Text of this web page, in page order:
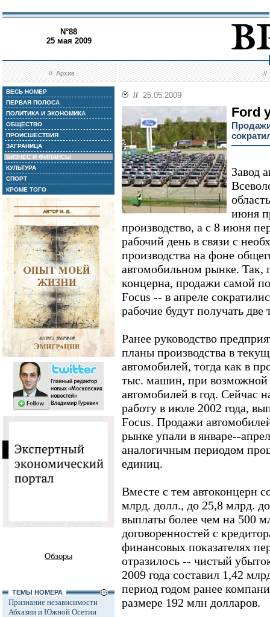
N°88
25 мая 2009
//Архив //
ВЕСЬ НОМЕР
ПЕРВАЯ ПОЛОСА
ПОЛИТИКА И ЭКОНОМИКА
ОБЩЕСТВО
ПРОИСШЕСТВИЯ
ЗАГРАНИЦА
БИЗНЕС И ФИНАНСЫ
КУЛЬТУРА
СПОРТ
КРОМЕ ТОГО
Обзоры
ТЕМЫ НОМЕРА
Признание независимости
Абхазии и Южной Осетии
// 25.05.2009
Ford
Завод
июня
производство, а с 8 июня
рабочий день в связи с
производства на фоне
автомобильном рынке. Так,
концерна, продажи самой
Focus -- в апреле
рабочие будут получать две
Ранее руководство
планы производства в
автомобилей, тогда как в
тыс. машин, при
автомобилей в год. Сейчас
работу в июле 2002 года,
Focus. Продажи
рынке упали в январе--
аналогичным периодом
единиц.
Вместе с тем автоконцерн
млрд. долл., до 25,8 млрд.
выплаты более чем на 500
договоренностей с
финансовых показателях
отразилось -- чистый
2009 года составил 1,42
период годом ранее
размере 192 млн долларов.